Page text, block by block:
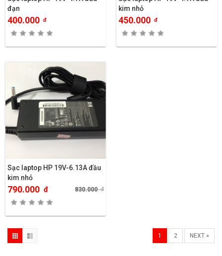
đạn
400.000 đ
kim nhỏ
450.000 đ
Sạc laptop HP 19V-6.13A đầu
kim nhỏ
790.000 đ 830.000đ
1 2 NEXT »